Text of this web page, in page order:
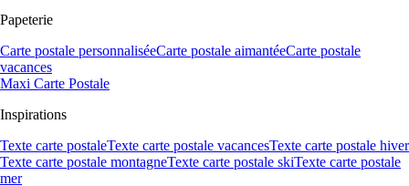
Papeterie
Carte postale personnaliséeCarte postale aimantéeCarte postale
vacances
Maxi Carte Postale
Inspirations
Texte carte postaleTexte carte postale vacancesTexte carte postale hiver
Texte carte postale montagneTexte carte postale skiTexte carte postale
mer